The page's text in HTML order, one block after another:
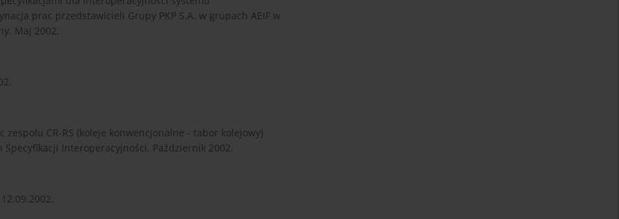
prac przedstawicieli Grupy PKP S.A. w grupach AEIF w
Maj 2002.
CR-RS (koleje konwencjonalne - tabor kolejowy)
Interoperacyjności. Październik 2002.